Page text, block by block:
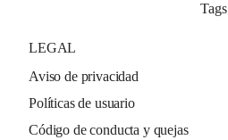
Tags
LEGAL
Aviso de privacidad
Políticas de usuario
Código de conducta y quejas